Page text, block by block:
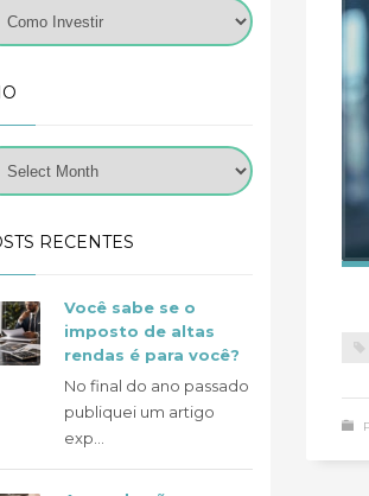
RECENTES
Você sabe se o
imposto de altas
rendas é para você?
No final do ano passado
publiquei um artigo
exp...